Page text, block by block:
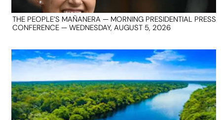
THE PEOPLE’S MAÑANERA — MORNING PRESIDENTIAL PRESS
CONFERENCE — WEDNESDAY, AUGUST 5, 2026